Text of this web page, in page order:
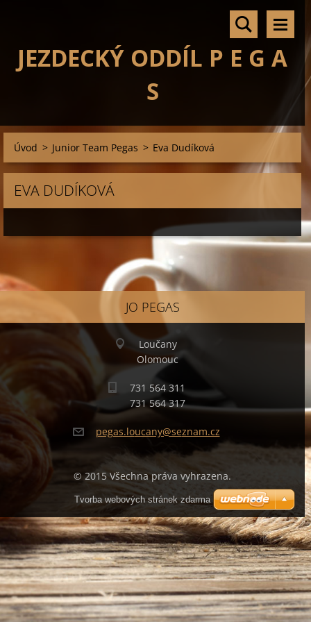
JEZDECKÝ ODDÍL P E G A
S
Úvod > Junior Team Pegas > Eva Dudíková
EVA DUDÍKOVÁ
JO PEGAS
Loučany
Olomouc
731 564 311
731 564 317
pegas.loucany@seznam.cz
© 2015 Všechna práva vyhrazena.
Tvorba webových stránek zdarma